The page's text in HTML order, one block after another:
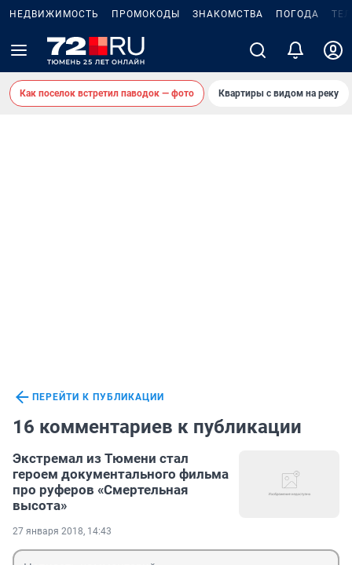
НЕДВИЖИМОСТЬ ПРОМОКОДЫ ЗНАКОМСТВА ПОГОДА
Как поселок встретил паводок — фото Квартиры с видом на реку
ПЕРЕЙТИ К ПУБЛИКАЦИИ
16 комментариев к публикации
Экстремал из Тюмени стал
героем документального фильма
про руферов «Смертельная
высота»
27 января 2018, 14:43